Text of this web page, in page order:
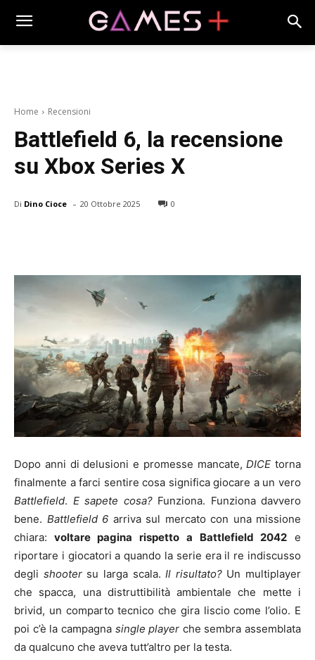
Home Recensioni
Battlefield 6, la recensione
su Xbox Series X
Di Dino Cioce - 20 Ottobre 2025 0
Dopo anni di delusioni e promesse mancate,DICE torna
finalmente a farci sentire cosa significa giocare a un vero
Battlefield. E sapete cosa?Funziona. Funziona davvero
bene. Battlefield 6 arriva sul mercato con una missione
chiara: voltare pagina rispetto a Battlefield 2042 e
riportare i giocatori a quando la serie era il re indiscusso
degli shootersu larga scala.Il risultato?Un multiplayer
che spacca, una distruttibilità ambientale che mette i
brivid, un comparto tecnico che gira liscio come l’olio. E
poi c’è la campagna single player che sembra assemblata
da qualcuno che aveva tutt’altro per la testa.